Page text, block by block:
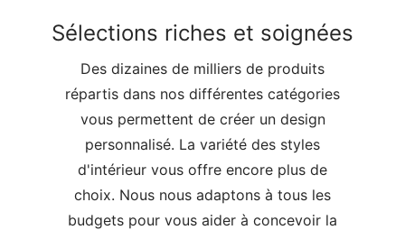
Sélections riches et soignées
Des dizaines de milliers de produits
répartis dans nos différentes catégories
vous permettent de créer un design
personnalisé. La variété des styles
d'intérieur vous offre encore plus de
choix. Nous nous adaptons à tous les
budgets pour vous aider à concevoir la